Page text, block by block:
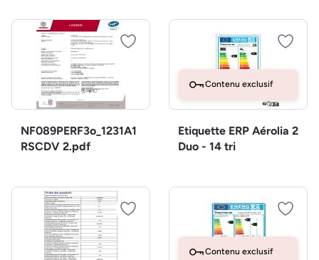
NF089PERF3o_1231A1
RSCDV 2.pdf
Contenu exclusif
Etiquette ERP Aérolia 2
Duo - 14 tri
Contenu exclusif